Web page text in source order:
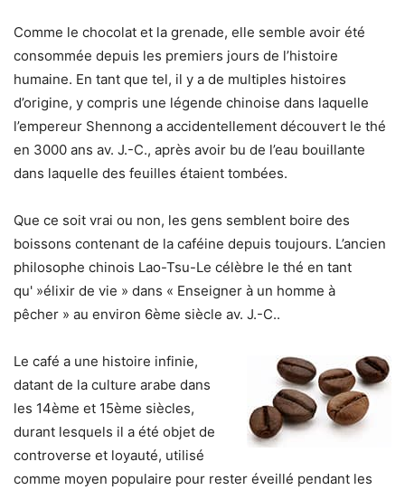
Comme le chocolat et la grenade, elle semble avoir été
consommée depuis les premiers jours de l’histoire
humaine. En tant que tel, il y a de multiples histoires
d’origine, y compris une légende chinoise dans laquelle
l’empereur Shennong a accidentellement découvert le thé
en 3000 ans av. J.-C., après avoir bu de l’eau bouillante
dans laquelle des feuilles étaient tombées.
Que ce soit vrai ou non, les gens semblent boire des
boissons contenant de la caféine depuis toujours. L’ancien
philosophe chinois Lao-Tsu-Le célèbre le thé en tant
qu' »élixir de vie » dans « Enseigner à un homme à
pêcher » au environ 6ème siècle av. J.-C..
Le café a une histoire infinie,
datant de la culture arabe dans
les 14ème et 15ème siècles,
durant lesquels il a été objet de
controverse et loyauté, utilisé
comme moyen populaire pour rester éveillé pendant les